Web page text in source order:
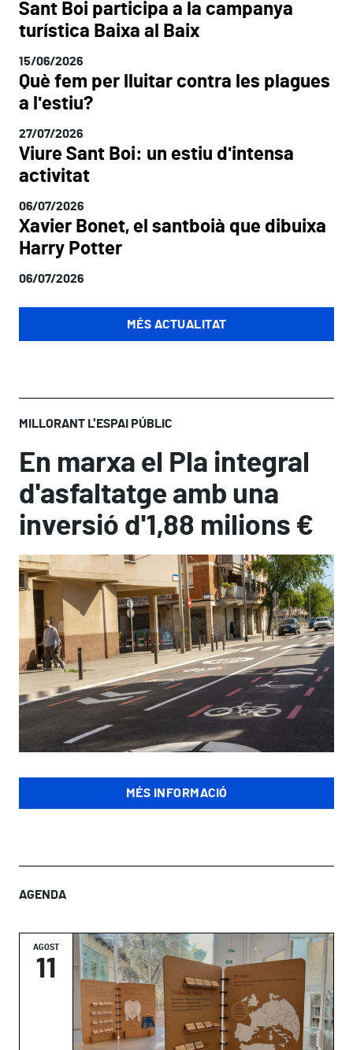
Sant Boi participa a la campanya
turística Baixa al Baix
15/06/2026
Què fem per lluitar contra les plagues
a l'estiu?
27/07/2026
Viure Sant Boi: un estiu d'intensa
activitat
06/07/2026
Xavier Bonet, el santboià que dibuixa
Harry Potter
06/07/2026
MÉS ACTUALITAT
MILLORANT L'ESPAI PÚBLIC
En marxa el Pla integral
d'asfaltatge amb una
inversió d'1,88 milions €
MÉS INFORMACIÓ
AGENDA
AGOST
11